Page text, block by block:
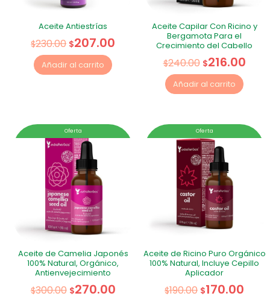
Aceite Antiestrías
$230.00 $207.00
Añadir al carrito
Aceite Capilar Con Ricino y
Bergamota Para el
Crecimiento del Cabello
$240.00 $216.00
Añadir al carrito
Oferta
Aceite de Camelia Japonés
100% Natural, Orgánico,
Antienvejecimiento
$300.00 $270.00
Oferta
Aceite de Ricino Puro Orgánico
100% Natural, Incluye Cepillo
Aplicador
$190.00 $170.00